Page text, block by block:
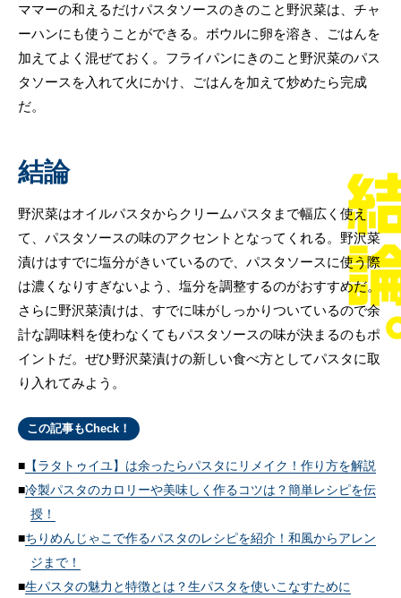
ママーの和えるだけパスタソースのきのこと野沢菜は、チャ
ーハンにも使うことができる。ボウルに卵を溶き、ごはんを
加えてよく混ぜておく。フライパンにきのこと野沢菜のパス
タソースを入れて火にかけ、ごはんを加えて炒めたら完成
だ。
結論
野沢菜はオイルパスタからクリームパスタまで幅広く使え
て、パスタソースの味のアクセントとなってくれる。野沢菜
漬けはすでに塩分がきいているので、パスタソースに使う際
は濃くなりすぎないよう、塩分を調整するのがおすすめだ。
さらに野沢菜漬けは、すでに味がしっかりついているので余
計な調味料を使わなくてもパスタソースの味が決まるのもポ
イントだ。ぜひ野沢菜漬けの新しい食べ方としてパスタに取
り入れてみよう。
この記事もCheck！
【ラタトゥイユ】は余ったらパスタにリメイク！作り方を解説
冷製パスタのカロリーや美味しく作るコツは？簡単レシピを伝
授！
ちりめんじゃこで作るパスタのレシピを紹介！和風からアレン
ジまで！
生パスタの魅力と特徴とは？生パスタを使いこなすために